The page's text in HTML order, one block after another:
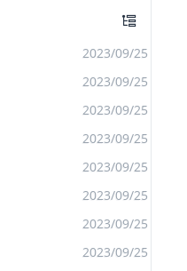
2023/09/25
2023/09/25
2023/09/25
2023/09/25
2023/09/25
2023/09/25
2023/09/25
2023/09/25